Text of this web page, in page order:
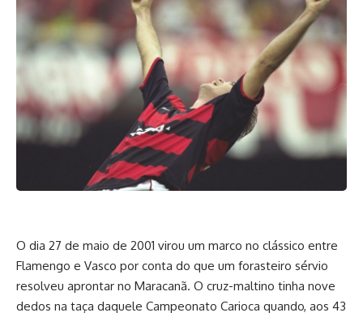
O dia 27 de maio de 2001 virou um marco no clássico entre
Flamengo e Vasco por conta do que um forasteiro sérvio
resolveu aprontar no Maracanã. O cruz-maltino tinha nove
dedos na taça daquele Campeonato Carioca quando, aos 43